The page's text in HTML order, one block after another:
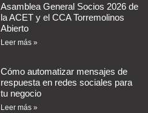
Asamblea General Socios 2026 de
la ACET y el CCA Torremolinos
Abierto
Leer más »
Cómo automatizar mensajes de
respuesta en redes sociales para
tu negocio
Leer más »